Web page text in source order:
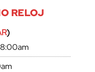
RELOJ
)